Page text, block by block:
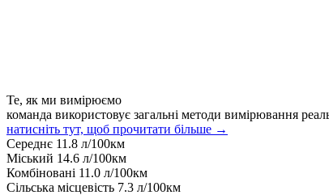
Те, як ми вимірюємо
команда використовує загальні методи вимірювання
натисніть тут, щоб прочитати більше →
Середнє 11.8 л/100км
Міський 14.6 л/100км
Комбіновані 11.0 л/100км
Сільська місцевість 7.3 л/100км